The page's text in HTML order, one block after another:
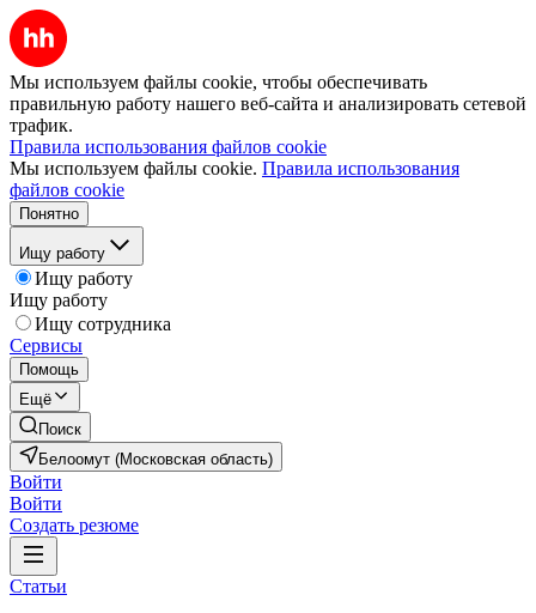
Мы используем файлы cookie, чтобы обеспечивать
правильную работу нашего веб-сайта и анализировать сетевой
трафик.
Правила использования файлов cookie
Мы используем файлы cookie. Правила использования
файлов cookie
Понятно
Ищу работу
Ищу работу
Ищу работу
Ищу сотрудника
Сервисы
Помощь
Ещё
Поиск
Белоомут (Московская область)
Войти
Войти
Создать резюме
Статьи